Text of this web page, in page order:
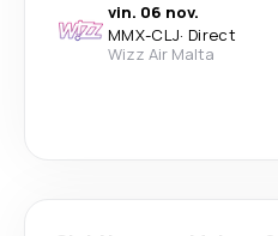
vin. 06 nov.
MMX-CLJ· Direct
Wizz Air Malta